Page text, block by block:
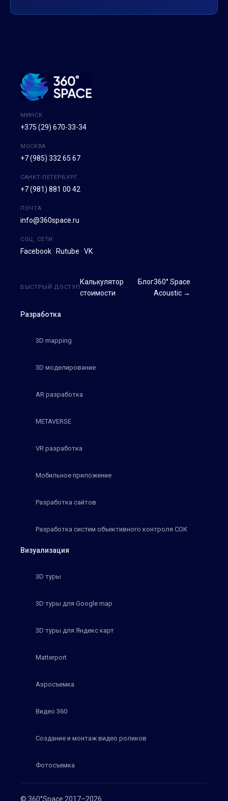
© 360°Space 2017–2026
МИНСК
+375 (29) 670-33-34
МОСКВА
+7 (985) 332 65 67
САНКТ-ПЕТЕРБУРГ
+7 (981) 881 00 42
ПОЧТА
info@360space.ru
СОЦ. СЕТИ
Facebook · Rutube · VK
Разработка
3D mapping
3D моделирование
AR разработка
METAVERSE
VR разработка
Мобильное приложение
Разработка сайтов
Разработка систем объективного контроля СОК
Визуализация
3D туры
3D туры для Google map
3D туры для Яндекс карт
Matterport
Аэросъемка
Видео 360
Создание и монтаж видео роликов
Фотосъемка
БЫСТРЫЙ ДОСТУП
Калькулятор
стоимости
Блог360° Space
Acoustic →